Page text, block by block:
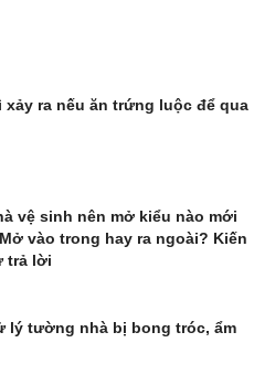
xảy ra nếu ăn trứng luộc để qua
vệ sinh nên mở kiểu nào mới
vào trong hay ra ngoài? Kiến
trả lời
lý tường nhà bị bong tróc, ẩm